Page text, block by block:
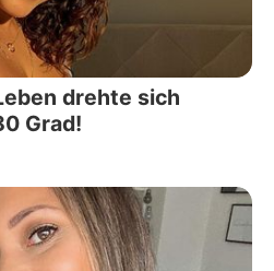
drehte sich
Grad!